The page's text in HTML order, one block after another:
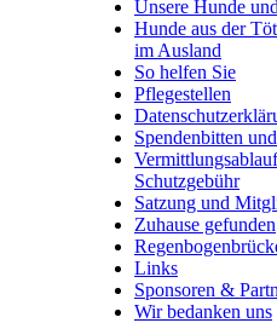
Unsere Hunde
Hunde aus der
im Ausland
So helfen Sie
Pflegestellen
Spendenbitten
Schutzgebühr
Satzung und
Zuhause gefunden
Links
Sponsoren &
Wir bedanken uns